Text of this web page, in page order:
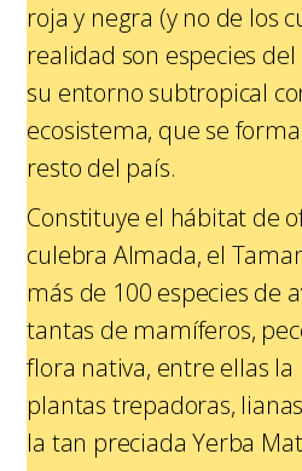
roja y negra (y no de los
realidad son especies
su entorno subtropical
ecosistema, que se
resto del país.
Constituye el hábitat de
culebra Almada, el
más de 100 especies de
tantas de mamíferos,
flora nativa, entre ellas
plantas trepadoras,
la tan preciada Yerba